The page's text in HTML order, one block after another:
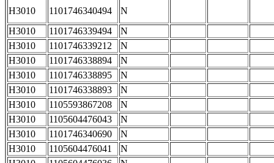
H3010 1101746340494
N
H3010
1101746339494
N
H3010
1101746339212
N
H3010
1101746338894
N
H3010
1101746338895
N
H3010
1101746338893
N
H3010
1105593867208
N
H3010
1105604476043
N
H3010
1101746340690
N
H3010
1105604476041
N